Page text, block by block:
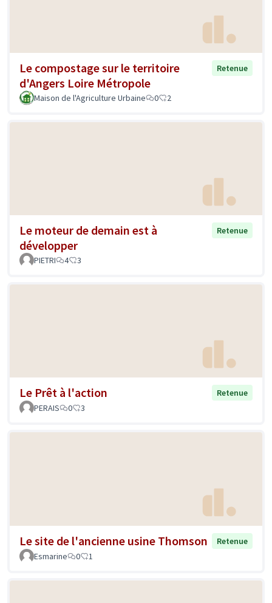
Le compostage sur le territoire
d'Angers Loire Métropole
Retenue
Maison de l'Agriculture Urbaine 0 2
Le moteur de demain est à
développer
Retenue
PIETRI 4 3
Le Prêt à l'action
Retenue
PERAIS
0 3
Le site de l'ancienne usine Thomson
Retenue
Esmarine
0 1